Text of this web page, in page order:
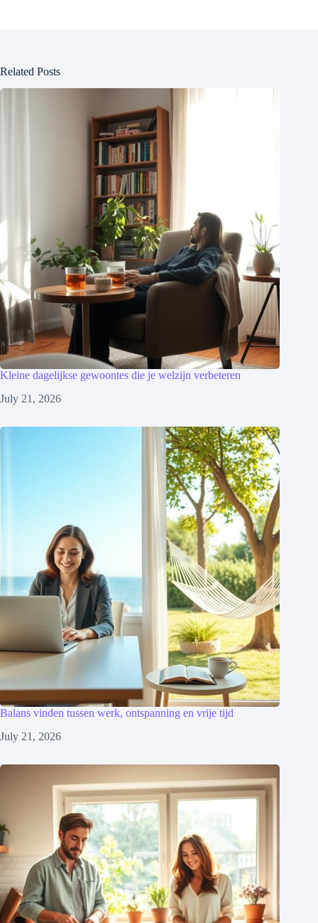
Related Posts
Kleine dagelijkse gewoontes die je welzijn verbeteren
July 21, 2026
Balans vinden tussen werk, ontspanning en vrije tijd
July 21, 2026